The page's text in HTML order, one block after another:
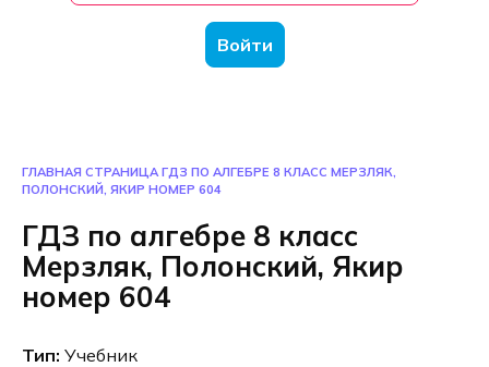
Войти
ГЛАВНАЯ СТРАНИЦА ГДЗ ПО АЛГЕБРЕ 8 КЛАСС МЕРЗЛЯК,
ПОЛОНСКИЙ, ЯКИР НОМЕР 604
ГДЗ по алгебре 8 класс
Мерзляк, Полонский, Якир
номер 604
Тип: Учебник